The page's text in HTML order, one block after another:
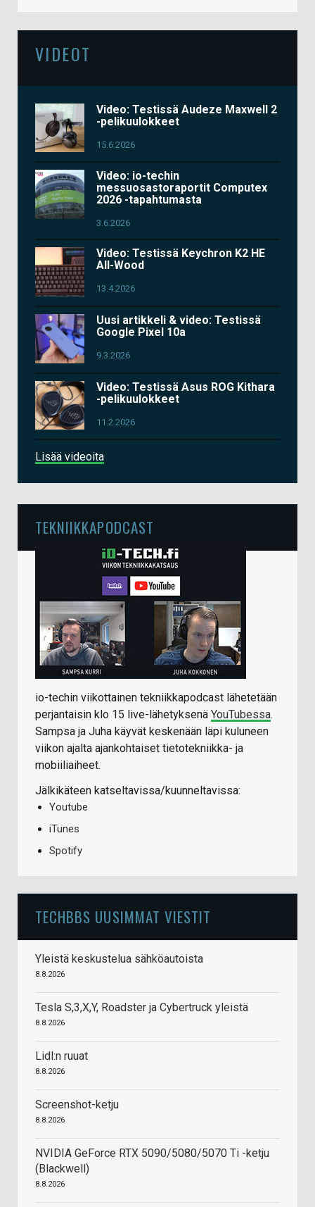
VIDEOT
Video: Testissä Audeze Maxwell 2
-pelikuulokkeet
15.6.2026
Video: io-techin
messuosastoraportit Computex
2026 -tapahtumasta
3.6.2026
Video: Testissä Keychron K2 HE
All-Wood
13.4.2026
Uusi artikkeli & video: Testissä
Google Pixel 10a
9.3.2026
Video: Testissä Asus ROG Kithara
-pelikuulokkeet
11.2.2026
Lisää videoita
TEKNIIKKAPODCAST
io-techin viikottainen tekniikkapodcast lähetetään
perjantaisin klo 15 live-lähetyksenä YouTubessa.
Sampsa ja Juha käyvät keskenään läpi kuluneen
viikon ajalta ajankohtaiset tietotekniikka- ja
mobiiliaiheet.
Jälkikäteen katseltavissa/kuunneltavissa:
Youtube
iTunes
Spotify
TECHBBS UUSIMMAT VIESTIT
Yleistä keskustelua sähköautoista
8.8.2026
Tesla S,3,X,Y, Roadster ja Cybertruck yleistä
8.8.2026
Lidl:n ruuat
8.8.2026
Screenshot-ketju
8.8.2026
NVIDIA GeForce RTX 5090/5080/5070 Ti -ketju
(Blackwell)
8.8.2026